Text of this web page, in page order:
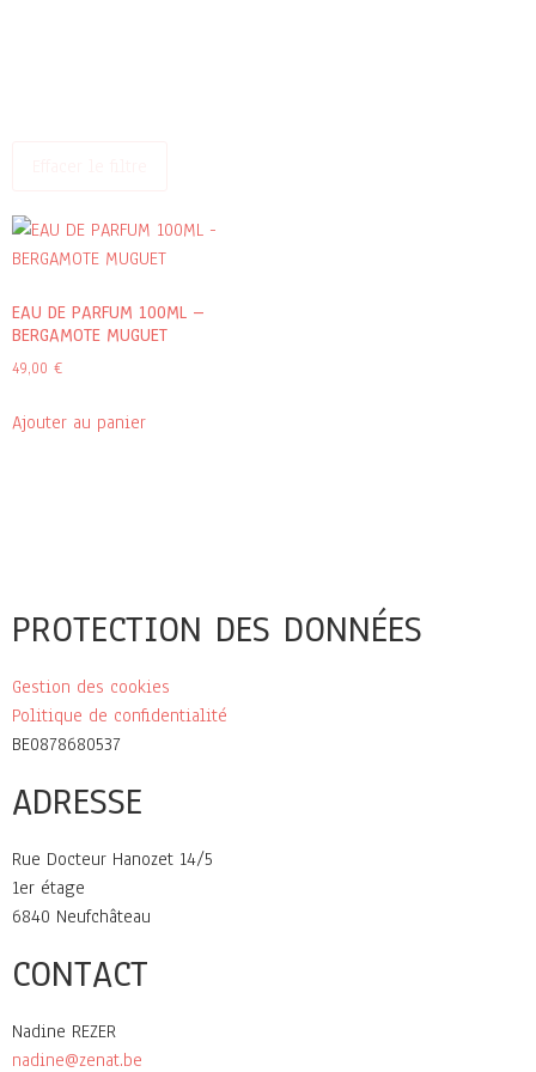
EAU DE PARFUM 100ML –
BERGAMOTE MUGUET
49,00 €
Ajouter au panier
PROTECTION DES DONNÉES
Gestion des cookies
Politique de confidentialité
BE0878680537
ADRESSE
Rue Docteur Hanozet 14/5
1er étage
6840 Neufchâteau
CONTACT
Nadine REZER
nadine@zenat.be